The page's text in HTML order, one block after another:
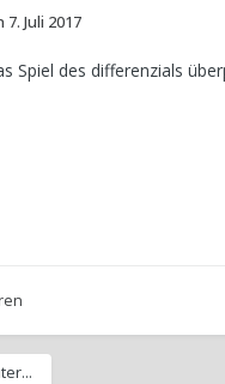
7. Juli 2017
Spiel des differenzials